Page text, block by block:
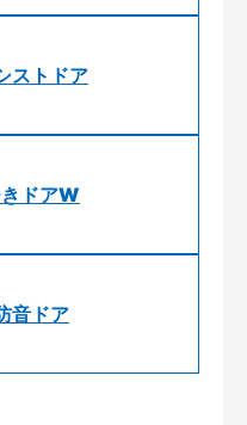
ストドア
ドアW
音ドア